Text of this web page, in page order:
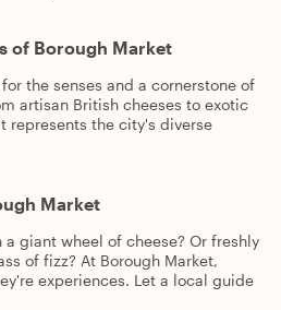
of Borough Market
the senses and a cornerstone of
artisan British cheeses to exotic
represents the city's diverse
Market
giant wheel of cheese? Or freshly
of fizz? At Borough Market,
experiences. Let a local guide